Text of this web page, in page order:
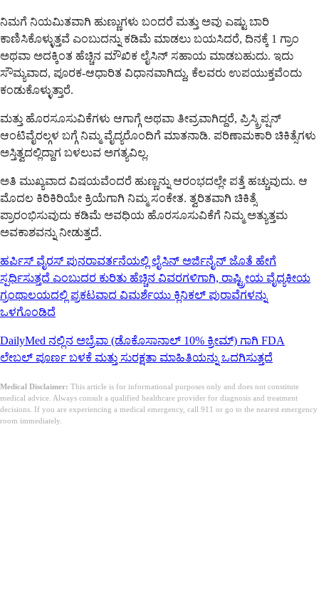
ನಿಮಗೆ ನಿಯಮಿತವಾಗಿ ಹುಣ್ಣುಗಳು ಬಂದರೆ ಮತ್ತು ಅವು ಎಷ್ಟು ಬಾರಿ
ಕಾಣಿಸಿಕೊಳ್ಳುತ್ತವೆ ಎಂಬುದನ್ನು ಕಡಿಮೆ ಮಾಡಲು ಬಯಸಿದರೆ, ದಿನಕ್ಕೆ 1 ಗ್ರಾಂ
ಅಥವಾ ಅದಕ್ಕಿಂತ ಹೆಚ್ಚಿನ ಮೌಖಿಕ ಲೈಸಿನ್ ಸಹಾಯ ಮಾಡಬಹುದು. ಇದು
ಸೌಮ್ಯವಾದ, ಪೂರಕ-ಆಧಾರಿತ ವಿಧಾನವಾಗಿದ್ದು, ಕೆಲವರು ಉಪಯುಕ್ತವೆಂದು
ಕಂಡುಕೊಳ್ಳುತ್ತಾರೆ.
ಮತ್ತು ಹೊರಸೂಸುವಿಕೆಗಳು ಆಗಾಗ್ಗೆ ಅಥವಾ ತೀವ್ರವಾಗಿದ್ದರೆ, ಪ್ರಿಸ್ಕ್ರಿಪ್ಷನ್
ಆಂಟಿವೈರಲ್ಗಳ ಬಗ್ಗೆ ನಿಮ್ಮ ವೈದ್ಯರೊಂದಿಗೆ ಮಾತನಾಡಿ. ಪರಿಣಾಮಕಾರಿ ಚಿಕಿತ್ಸೆಗಳು
ಅಸ್ತಿತ್ವದಲ್ಲಿದ್ದಾಗ ಬಳಲುವ ಅಗತ್ಯವಿಲ್ಲ.
ಅತಿ ಮುಖ್ಯವಾದ ವಿಷಯವೆಂದರೆ ಹುಣ್ಣನ್ನು ಆರಂಭದಲ್ಲೇ ಪತ್ತೆ ಹಚ್ಚುವುದು. ಆ
ಮೊದಲ ಕಿರಿಕಿರಿಯೇ ಕ್ರಿಯೆಗಾಗಿ ನಿಮ್ಮ ಸಂಕೇತ. ತ್ವರಿತವಾಗಿ ಚಿಕಿತ್ಸೆ
ಪ್ರಾರಂಭಿಸುವುದು ಕಡಿಮೆ ಅವಧಿಯ ಹೊರಸೂಸುವಿಕೆಗೆ ನಿಮ್ಮ ಅತ್ಯುತ್ತಮ
ಅವಕಾಶವನ್ನು ನೀಡುತ್ತದೆ.
ಹರ್ಪಿಸ್ ವೈರಸ್ ಪುನರಾವರ್ತನೆಯಲ್ಲಿ ಲೈಸಿನ್ ಅರ್ಜಿನೈನ್ ಜೊತೆ ಹೇಗೆ
ಸ್ಪರ್ಧಿಸುತ್ತದೆ ಎಂಬುದರ ಕುರಿತು ಹೆಚ್ಚಿನ ವಿವರಗಳಿಗಾಗಿ, ರಾಷ್ಟ್ರೀಯ ವೈದ್ಯಕೀಯ
ಗ್ರಂಥಾಲಯದಲ್ಲಿ ಪ್ರಕಟವಾದ ವಿಮರ್ಶೆಯು ಕ್ಲಿನಿಕಲ್ ಪುರಾವೆಗಳನ್ನು
ಒಳಗೊಂಡಿದೆ
DailyMed ನಲ್ಲಿನ ಅಬ್ರೆವಾ (ಡೊಕೊಸಾನಾಲ್ 10% ಕ್ರೀಮ್) ಗಾಗಿ FDA
ಲೇಬಲ್ ಪೂರ್ಣ ಬಳಕೆ ಮತ್ತು ಸುರಕ್ಷತಾ ಮಾಹಿತಿಯನ್ನು ಒದಗಿಸುತ್ತದೆ
Medical Disclaimer: This article is for informational purposes only and does not constitute
medical advice. Always consult a qualified healthcare provider for diagnosis and treatment
decisions. If you are experiencing a medical emergency, call 911 or go to the nearest emergency
room immediately.